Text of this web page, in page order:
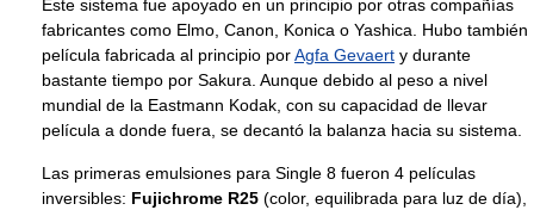
Este sistema fue apoyado en un principio por otras compañías
fabricantes como Elmo, Canon, Konica o Yashica. Hubo también
película fabricada al principio porAgfa Gevaert y durante
bastante tiempo por Sakura. Aunque debido al peso a nivel
mundial de la Eastmann Kodak, con su capacidad de llevar
película a donde fuera, se decantó la balanza hacia su sistema.
Las primeras emulsiones para Single 8 fueron 4 películas
inversibles: Fujichrome R25 (color, equilibrada para luz de día),